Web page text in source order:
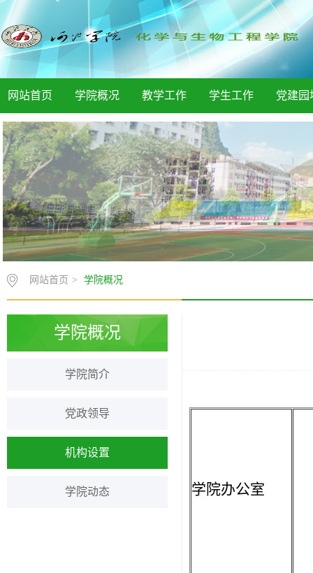
网站首页 学院概况 教学工作 学生工作 党建园
网站首页 > 学院概况
学院概况
学院简介
党政领导
机构设置
学院动态 学院办公室